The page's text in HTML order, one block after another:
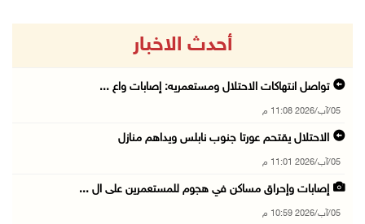
أحدث الاخبار
تواصل انتهاكات الاحتلال ومستعمريه: إصابات واع ...
05/آب/2026 11:08 م
الاحتلال يقتحم عورتا جنوب نابلس ويداهم منازل
05/آب/2026 11:01 م
إصابات وإحراق مساكن في هجوم للمستعمرين على ال ...
05/آب/2026 10:59 م